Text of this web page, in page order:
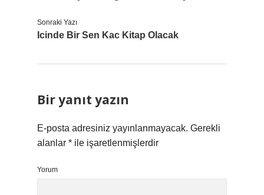
Sonraki Yazı
Icinde Bir Sen Kac Kitap Olacak
Bir yanıt yazın
E-posta adresiniz yayınlanmayacak. Gerekli
alanlar * ile işaretlenmişlerdir
Yorum